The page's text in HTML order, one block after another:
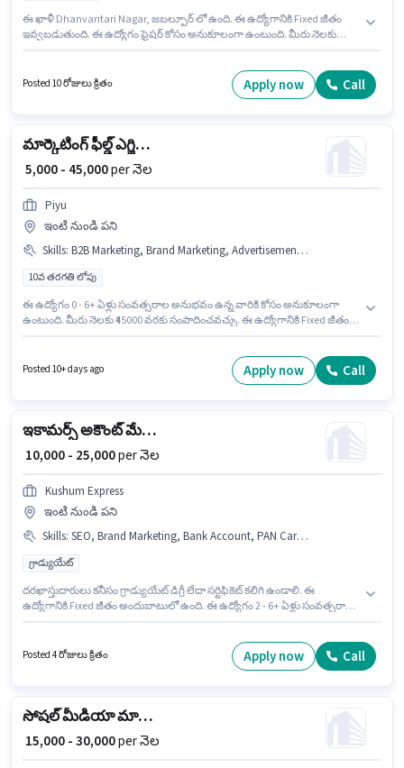
ఈ ఖాళీ Dhanvantari Nagar, జబల్పూర్ లో ఉంది. ఈ ఉద్యోగానికి Fixed జీతం
ఇవ్వబడుతుంది. ఈ ఉద్యోగం ఫ్రెషర్ కోసం అనుకూలంగా ఉంటుంది. మీరు నెలకు
మార్కెటింగ్ ఉద్యోగానికి క్రియాశీలకంగా నియామకం జరుగుతోంది. దరఖాస్తుదారులు
కనీసం 12వ తరగతి పాస్ డిగ్రీ లేదా సర్టిఫికెట్ కలిగి ఉండాలి.
Posted 10 రోజులు క్రితం Apply now Call
మార్కెటింగ్ ఫీల్డ్ ఎగ్జిక్యూటివ్
₹ 5,000 - 45,000per నెల
Piyu
ఇంటి నుండి పని
Skills: B2B Marketing, Brand Marketing, Advertisement, B2C Marketing
10వ తరగతి లోపు
ఈ ఉద్యోగం 0 - 6+ ఏళ్లు సంవత్సరాల అనుభవం ఉన్న వారికి కోసం అనుకూలంగా
ఉంటుంది. మీరు నెలకు ₹45000 వరకు సంపాదించవచ్చు. ఈ ఉద్యోగానికి Fixed జీతం
లోపు అర్హత ఉన్న అభ్యర్థులు దరఖాస్తు చేయవచ్చు. ఈ ఉద్యోగానికి అభ్యర్థి వద్ద
Advertisement, B2B Marketing, B2C Marketing, Brand Marketing ఉండాలి.
Posted 10+ days ago Apply now Call
ఇకామర్స్ అకౌంట్ మేనేజర్
₹ 10,000 - 25,000per నెల
Kushum Express
ఇంటి నుండి పని
Skills: SEO, Brand Marketing, Bank Account, PAN Card, Advertisement, MS PowerPoint, Aadhar Card, B2C Marketing, B2B Marketing
గ్రాడ్యుయేట్
దరఖాస్తుదారులు కనీసం గ్రాడ్యుయేట్ డిగ్రీ లేదా సర్టిఫికెట్ కలిగి ఉండాలి. ఈ
ఉద్యోగానికి Fixed జీతం అందుబాటులో ఉంది. ఈ ఉద్యోగం 2 - 6+ ఏళ్లు సంవత్సరాల
B2C Marketing, Brand Marketing, MS PowerPoint, SEO ఉండాలి. ఈ ఖాళీ
సెక్టర్ 3 ద్వారక, ఢిల్లీ లో ఉంది. ఈ ఉద్యోగానికి అవసరమైన డాక్యుమెంట్లు PAN Card,
Posted 4 రోజులు క్రితం Apply now Call
సోషల్ మీడియా మార్కెటింగ్
₹ 15,000 - 30,000per నెల